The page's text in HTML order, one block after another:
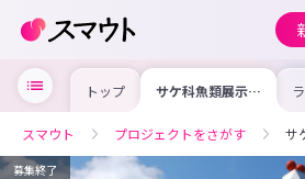
トップ サケ科魚類展示種
類数国内No.1！
館支援員として地
域おこし協力隊を
募集！
スマウト プロジェクトをさがす サ
募集終了